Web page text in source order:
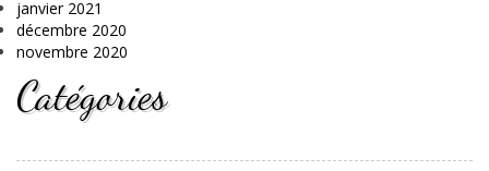
janvier 2021
décembre 2020
novembre 2020
Catégories